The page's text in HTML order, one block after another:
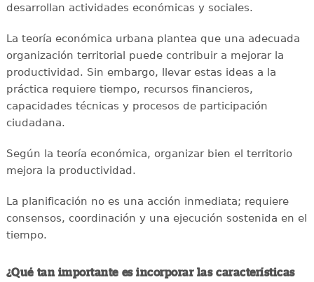
desarrollan actividades económicas y sociales.
La teoría económica urbana plantea que una adecuada
organización territorial puede contribuir a mejorar la
productividad. Sin embargo, llevar estas ideas a la
práctica requiere tiempo, recursos financieros,
capacidades técnicas y procesos de participación
ciudadana.
Según la teoría económica, organizar bien el territorio
mejora la productividad.
La planificación no es una acción inmediata; requiere
consensos, coordinación y una ejecución sostenida en el
tiempo.
¿Qué tan importante es incorporar las características